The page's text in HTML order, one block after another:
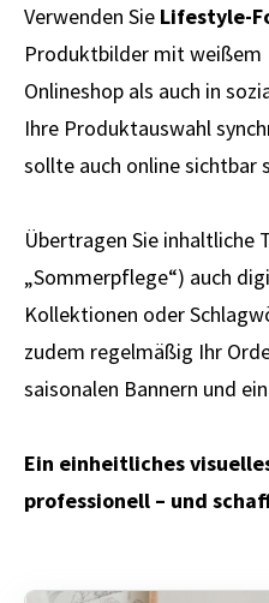
Verwenden Sie Lifestyle-
Produktbilder mit weißem
Onlineshop als auch in
Ihre Produktauswahl
sollte auch online sichtbar
Übertragen Sie inhaltliche
„Sommerpflege“) auch
Kollektionen oder
zudem regelmäßig Ihr
saisonalen Bannern und
Ein einheitliches
professionell – und